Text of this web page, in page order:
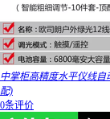
中掌柜高精度水平仪线自
配)
0条评价